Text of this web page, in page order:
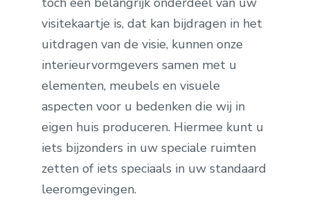
visitekaartje is, dat kan bijdragen in het
uitdragen van de visie, kunnen onze
interieurvormgevers samen met u
elementen, meubels en visuele
aspecten voor u bedenken die wij in
eigen huis produceren. Hiermee kunt u
iets bijzonders in uw speciale ruimten
zetten of iets speciaals in uw standaard
leeromgevingen.